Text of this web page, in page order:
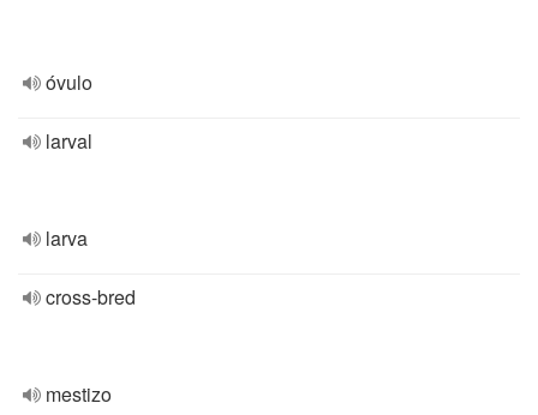
óvulo
larval
larva
cross-bred
mestizo